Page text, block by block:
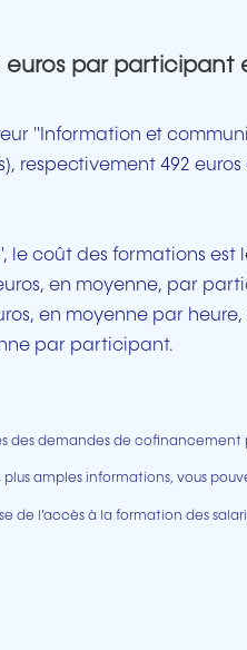
par participant
"Information et
respectivement 492 euros
le coût des formations est
en moyenne, par
en moyenne par
par participant.
des demandes de
plus amples informations, vous
de l’accès à la formation des